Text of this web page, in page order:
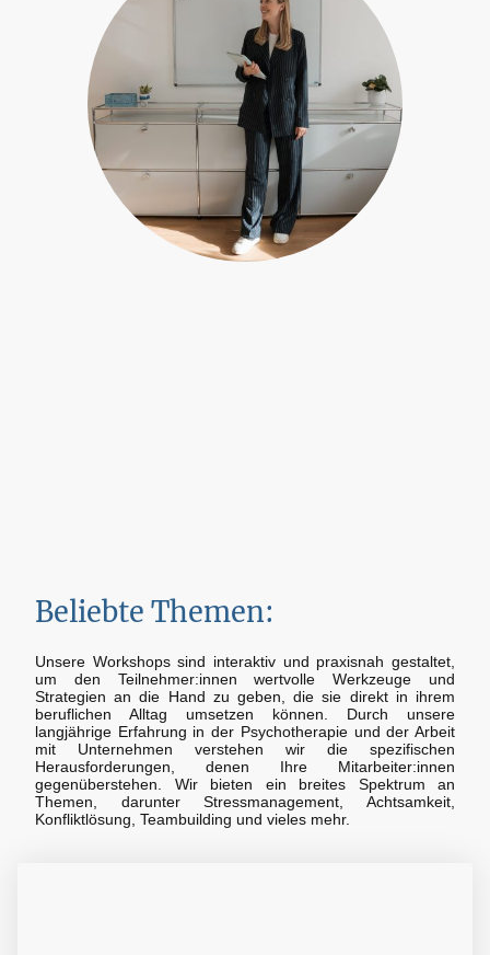
Beliebte Themen:
Unsere Workshops sind interaktiv und praxisnah gestaltet,
um den Teilnehmer:innen wertvolle Werkzeuge und
Strategien an die Hand zu geben, die sie direkt in ihrem
beruflichen Alltag umsetzen können. Durch unsere
langjährige Erfahrung in der Psychotherapie und der Arbeit
mit Unternehmen verstehen wir die spezifischen
Herausforderungen, denen Ihre Mitarbeiter:innen
gegenüberstehen. Wir bieten ein breites Spektrum an
Themen, darunter Stressmanagement, Achtsamkeit,
Konfliktlösung, Teambuilding und vieles mehr.